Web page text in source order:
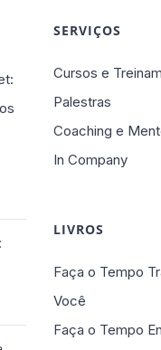
SERVIÇOS
Cursos e
Palestras
Coaching e
In Company
LIVROS
Faça o Tempo
Você
Faça o Tempo